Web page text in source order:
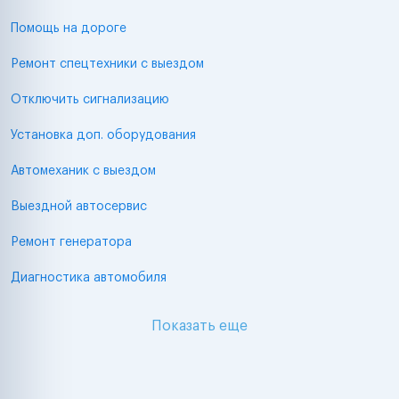
Помощь на дороге
Ремонт спецтехники с выездом
Отключить сигнализацию
Установка доп. оборудования
Автомеханик с выездом
Выездной автосервис
Ремонт генератора
Диагностика автомобиля
Показать еще